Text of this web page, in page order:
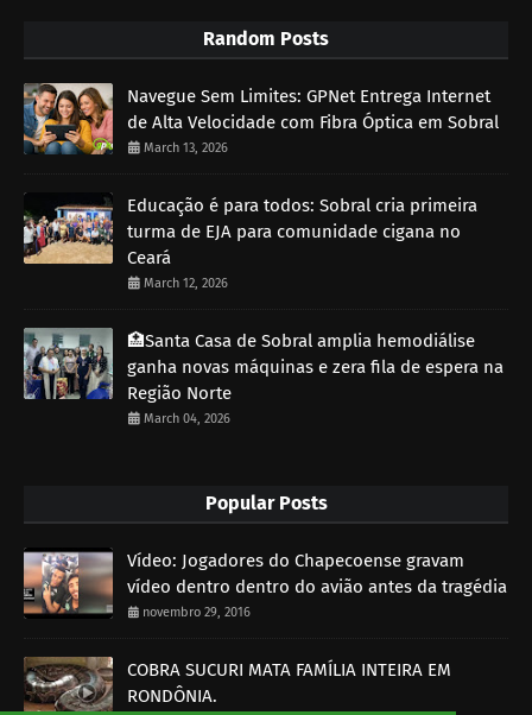
Random Posts
Navegue Sem Limites: GPNet Entrega Internet
de Alta Velocidade com Fibra Óptica em Sobral
March 13, 2026
Educação é para todos: Sobral cria primeira
turma de EJA para comunidade cigana no
Ceará
March 12, 2026
🏥Santa Casa de Sobral amplia hemodiálise
ganha novas máquinas e zera fila de espera na
Região Norte
March 04, 2026
Popular Posts
Vídeo: Jogadores do Chapecoense gravam
vídeo dentro dentro do avião antes da tragédia
novembro 29, 2016
COBRA SUCURI MATA FAMÍLIA INTEIRA EM
RONDÔNIA.